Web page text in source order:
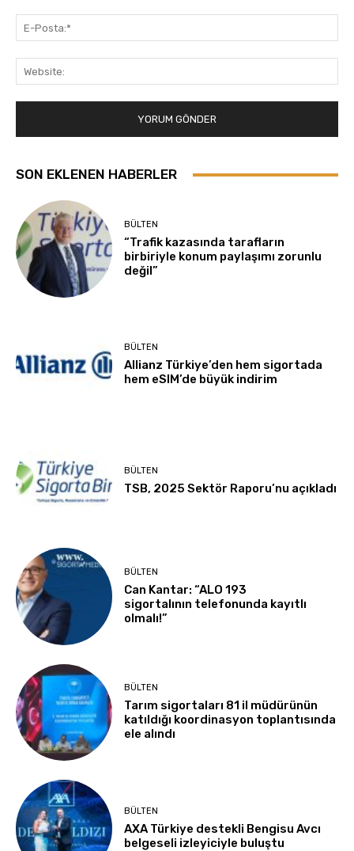
SON EKLENEN HABERLER
BÜLTEN
“Trafik kazasında tarafların
birbiriyle konum paylaşımı zorunlu
değil”
BÜLTEN
Allianz Türkiye’den hem sigortada
hem eSIM’de büyük indirim
BÜLTEN
TSB, 2025 Sektör Raporu’nu açıkladı
BÜLTEN
Can Kantar: “ALO 193
sigortalının telefonunda kayıtlı
olmalı!”
BÜLTEN
Tarım sigortaları 81 il müdürünün
katıldığı koordinasyon toplantısında
ele alındı
BÜLTEN
AXA Türkiye destekli Bengisu Avcı
belgeseli izleyiciyle buluştu